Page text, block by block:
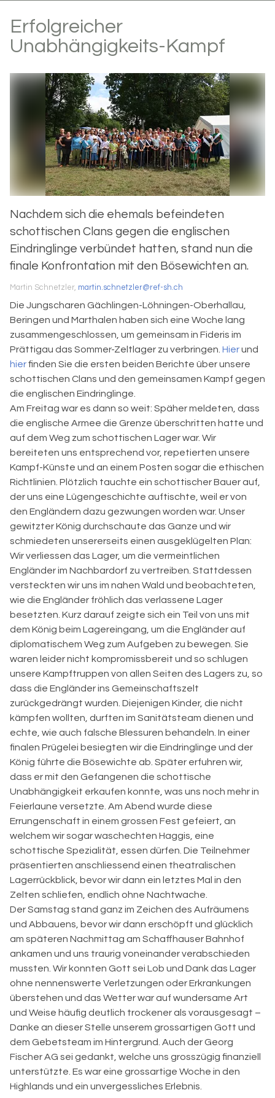
Erfolgreicher
Unabhängigkeits-Kampf
Nachdem sich die ehemals befeindeten
schottischen Clans gegen die englischen
Eindringlinge verbündet hatten, stand nun die
finale Konfrontation mit den Bösewichten an.
Martin Schnetzler, martin.schnetzler@ref-sh.ch
Die Jungscharen Gächlingen-Löhningen-Oberhallau,
Beringen und Marthalen haben sich eine Woche lang
zusammengeschlossen, um gemeinsam in Fideris im
Prättigau das Sommer-Zeltlager zu verbringen. Hierund
hierfinden Sie die ersten beiden Berichte über unsere
schottischen Clans und den gemeinsamen Kampf gegen
die englischen Eindringlinge.
Am Freitag war es dann so weit: Späher meldeten, dass
die englische Armee die Grenze überschritten hatte und
auf dem Weg zum schottischen Lager war. Wir
bereiteten uns entsprechend vor, repetierten unsere
Kampf-Künste und an einem Posten sogar die ethischen
Richtlinien. Plötzlich tauchte ein schottischer Bauer auf,
der uns eine Lügengeschichte auftischte, weil er von
den Engländern dazu gezwungen worden war. Unser
gewitzter König durchschaute das Ganze und wir
schmiedeten unsererseits einen ausgeklügelten Plan:
Wir verliessen das Lager, um die vermeintlichen
Engländer im Nachbardorf zu vertreiben. Stattdessen
versteckten wir uns im nahen Wald und beobachteten,
wie die Engländer fröhlich das verlassene Lager
besetzten. Kurz darauf zeigte sich ein Teil von uns mit
dem König beim Lagereingang, um die Engländer auf
diplomatischem Weg zum Aufgeben zu bewegen. Sie
waren leider nicht kompromissbereit und so schlugen
unsere Kampftruppen von allen Seiten des Lagers zu, so
dass die Engländer ins Gemeinschaftszelt
zurückgedrängt wurden. Diejenigen Kinder, die nicht
kämpfen wollten, durften im Sanitätsteam dienen und
echte, wie auch falsche Blessuren behandeln. In einer
finalen Prügelei besiegten wir die Eindringlinge und der
König führte die Bösewichte ab. Später erfuhren wir,
dass er mit den Gefangenen die schottische
Unabhängigkeit erkaufen konnte, was uns noch mehr in
Feierlaune versetzte. Am Abend wurde diese
Errungenschaft in einem grossen Fest gefeiert, an
welchem wir sogar waschechten Haggis, eine
schottische Spezialität, essen dürfen. Die Teilnehmer
präsentierten anschliessend einen theatralischen
Lagerrückblick, bevor wir dann ein letztes Mal in den
Zelten schliefen, endlich ohne Nachtwache.
Der Samstag stand ganz im Zeichen des Aufräumens
und Abbauens, bevor wir dann erschöpft und glücklich
am späteren Nachmittag am Schaffhauser Bahnhof
ankamen und uns traurig voneinander verabschieden
mussten. Wir konnten Gott sei Lob und Dank das Lager
ohne nennenswerte Verletzungen oder Erkrankungen
überstehen und das Wetter war auf wundersame Art
und Weise häufig deutlich trockener als vorausgesagt –
Danke an dieser Stelle unserem grossartigen Gott und
dem Gebetsteam im Hintergrund. Auch der Georg
Fischer AG sei gedankt, welche uns grosszügig finanziell
unterstützte. Es war eine grossartige Woche in den
Highlands und ein unvergessliches Erlebnis.